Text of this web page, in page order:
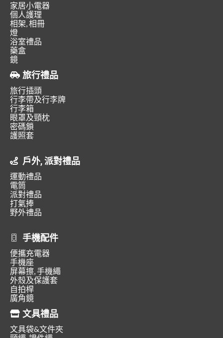
家居小電器
個人護理
相架, 相冊
燈
浴室禮品
藥盒
鏡
旅行禮品
旅行插頭
行李帶及行李牌
行李箱
眼罩及頸枕
密碼鎖
護照套
戶外, 派對禮品
運動禮品
電筒
派對禮品
打氣捧
野外禮品
手機配件
便攜充電器
手機座
屏幕擦, 手機繩
外殼及保護套
自拍桿
廣角鏡
文具禮品
文具袋&文件夾